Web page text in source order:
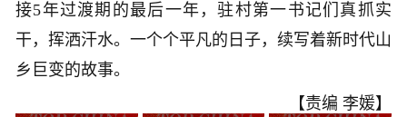
接5年过渡期的最后一年，驻村第一书记们真抓实
干，挥洒汗水。一个个平凡的日子，续写着新时代山
乡巨变的故事。
【责编 李媛】